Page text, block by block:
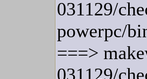
031129/
powerpc/
===>
031129/